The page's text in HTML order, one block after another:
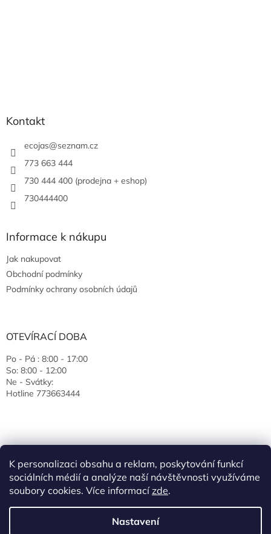
K personalizaci obsahu a reklam, poskytování funkcí
sociálních médií a analýze naší návštěvnosti využíváme
soubory cookies. Více informacízde.
Nastavení
Kontakt
ecojas@seznam.cz
773 663 444
730 444 400 (prodejna + eshop)
730444400
Informace k nákupu
Jak nakupovat
Obchodní podmínky
Podmínky ochrany osobních údajů
OTEVÍRACÍ DOBA
Po - Pá : 8:00 - 17:00
So: 8:00 - 12:00
Ne - Svátky:
Hotline 773663444